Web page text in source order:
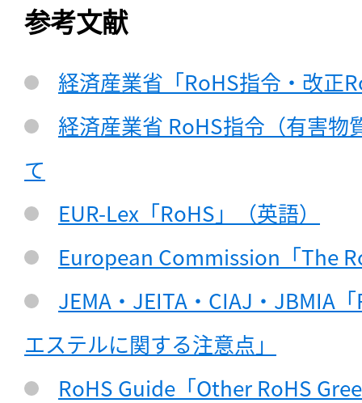
参考文献
経済産業省「RoHS指令・改正
経済産業省 RoHS指令（有害物
て
EUR-Lex「RoHS」（英語）
European Commission「The
JEMA・JEITA・CIAJ・JBMIA
エステルに関する注意点」
RoHS Guide「Other RoHS